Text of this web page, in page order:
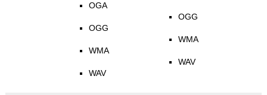
OGA
OGG
WMA
WAV
OGG
WMA
WAV